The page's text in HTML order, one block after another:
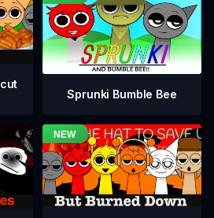
Sprunki Bumble Bee